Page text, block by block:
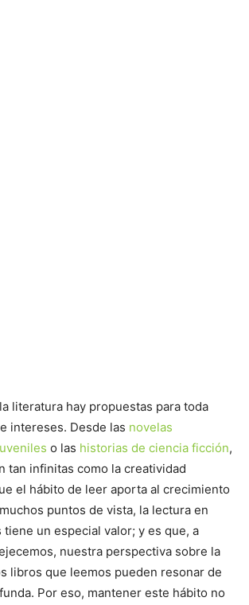
literatura hay propuestas para toda
intereses. Desde las novelas
o las historias de ciencia ficción,
tan infinitas como la creatividad
el hábito de leer aporta al crecimiento
puntos de vista, la lectura en
un especial valor; y es que, a
nuestra perspectiva sobre la
libros que leemos pueden resonar de
Por eso, mantener este hábito no